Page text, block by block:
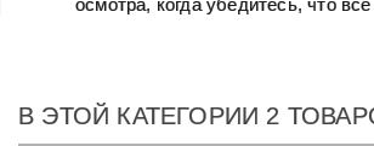
В ЭТОЙ КАТЕГОРИИ 2